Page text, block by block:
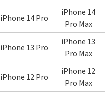
iPhone 14 Pro
iPhone 14
Pro Max
iPhone 13 Pro
iPhone 13
Pro Max
iPhone 12 Pro
iPhone 12
Pro Max